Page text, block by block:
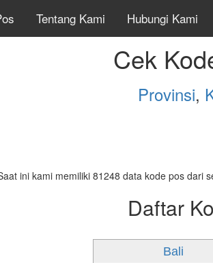
Tentang Kami Hubungi Kami
Cek
Provinsi,
ini kami memiliki 81248 data kode pos dari
Daftar
Bali